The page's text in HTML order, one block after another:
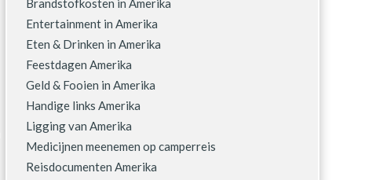
Brandstofkosten in Amerika
Entertainment in Amerika
Eten & Drinken in Amerika
Feestdagen Amerika
Geld & Fooien in Amerika
Handige links Amerika
Ligging van Amerika
Medicijnen meenemen op camperreis
Reisdocumenten Amerika